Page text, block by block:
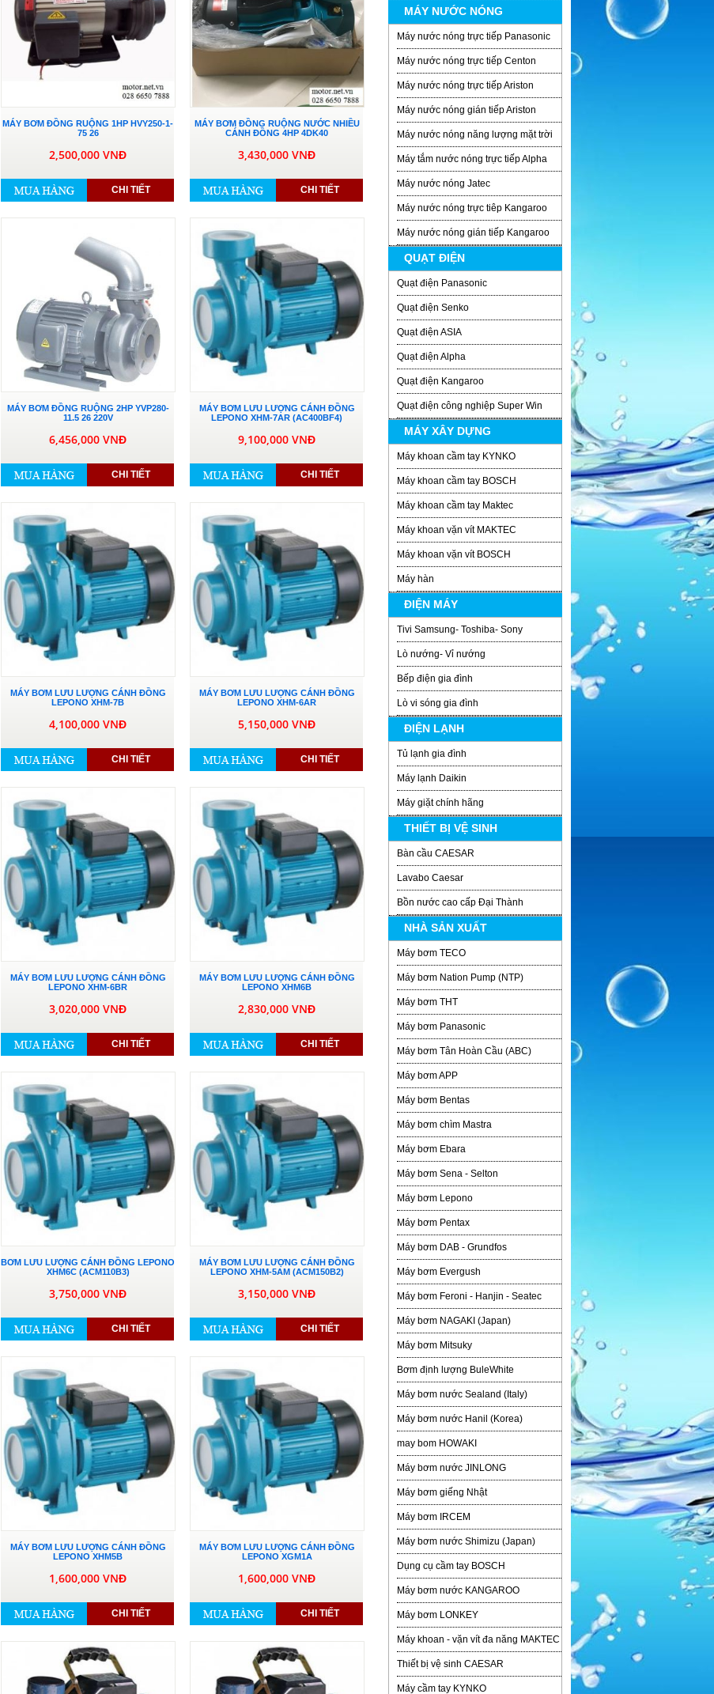
MÁY BƠM ĐỒNG RUỘNG 1HP HVY250-1-
75 26
2,500,000 VNĐ
CHI TIẾT
MÁY BƠM ĐỒNG RUỘNG NƯỚC NHIỀU
CÁNH ĐỒNG 4HP 4DK40
3,430,000 VNĐ
CHI TIẾT
MÁY BƠM ĐỒNG RUỘNG 2HP YVP280-
11.5 26 220V
6,456,000 VNĐ
CHI TIẾT
MÁY BƠM LƯU LƯỢNG CÁNH ĐỒNG
LEPONO XHM-7AR (AC400BF4)
9,100,000 VNĐ
CHI TIẾT
MÁY BƠM LƯU LƯỢNG CÁNH ĐỒNG
LEPONO XHM-7B
4,100,000 VNĐ
CHI TIẾT
MÁY BƠM LƯU LƯỢNG CÁNH ĐỒNG
LEPONO XHM-6AR
5,150,000 VNĐ
CHI TIẾT
MÁY BƠM LƯU LƯỢNG CÁNH ĐỒNG
LEPONO XHM-6BR
3,020,000 VNĐ
CHI TIẾT
MÁY BƠM LƯU LƯỢNG CÁNH ĐỒNG
LEPONO XHM6B
2,830,000 VNĐ
CHI TIẾT
BƠM LƯU LƯỢNG CÁNH ĐỒNG LEPONO
XHM6C (ACM110B3)
3,750,000 VNĐ
CHI TIẾT
MÁY BƠM LƯU LƯỢNG CÁNH ĐỒNG
LEPONO XHM-5AM (ACM150B2)
3,150,000 VNĐ
CHI TIẾT
MÁY BƠM LƯU LƯỢNG CÁNH ĐỒNG
LEPONO XHM5B
1,600,000 VNĐ
CHI TIẾT
MÁY BƠM LƯU LƯỢNG CÁNH ĐỒNG
LEPONO XGM1A
1,600,000 VNĐ
CHI TIẾT
MÁY NƯỚC NÓNG
Máy nước nóng trực tiếp Panasonic
Máy nước nóng trực tiếp Centon
Máy nước nóng trực tiếp Ariston
Máy nước nóng gián tiếp Ariston
Máy nước nóng năng lượng mặt trời
Máy tắm nước nóng trực tiếp Alpha
Máy nước nóng Jatec
Máy nước nóng trực tiêp Kangaroo
Máy nước nóng gián tiếp Kangaroo
QUẠT ĐIỆN
Quạt điện Panasonic
Quạt điện Senko
Quạt điện ASIA
Quạt điện Alpha
Quạt điện Kangaroo
Quạt điện công nghiệp Super Win
MÁY XÂY DỰNG
Máy khoan cầm tay KYNKO
Máy khoan cầm tay BOSCH
Máy khoan cầm tay Maktec
Máy khoan vặn vít MAKTEC
Máy khoan vặn vít BOSCH
Máy hàn
ĐIỆN MÁY
Tivi Samsung- Toshiba- Sony
Lò nướng- Vỉ nướng
Bếp điện gia đình
Lò vi sóng gia đình
ĐIỆN LẠNH
Tủ lạnh gia đình
Máy lạnh Daikin
Máy giặt chính hãng
THIẾT BỊ VỆ SINH
Bàn cầu CAESAR
Lavabo Caesar
Bồn nước cao cấp Đại Thành
NHÀ SẢN XUẤT
Máy bơm TECO
Máy bơm Nation Pump (NTP)
Máy bơm THT
Máy bơm Panasonic
Máy bơm Tân Hoàn Cầu (ABC)
Máy bơm APP
Máy bơm Bentas
Máy bơm chìm Mastra
Máy bơm Ebara
Máy bơm Sena - Selton
Máy bơm Lepono
Máy bơm Pentax
Máy bơm DAB - Grundfos
Máy bơm Evergush
Máy bơm Feroni - Hanjin - Seatec
Máy bơm NAGAKI (Japan)
Máy bơm Mitsuky
Bơm định lượng BuleWhite
Máy bơm nước Sealand (Italy)
Máy bơm nước Hanil (Korea)
may bom HOWAKI
Máy bơm nước JINLONG
Máy bơm giếng Nhật
Máy bơm IRCEM
Máy bơm nước Shimizu (Japan)
Dụng cụ cầm tay BOSCH
Máy bơm nước KANGAROO
Máy bơm LONKEY
Máy khoan - vặn vít đa năng MAKTEC
Thiết bị vệ sinh CAESAR
Máy cầm tay KYNKO